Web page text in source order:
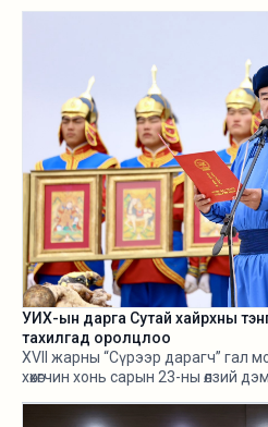
УИХ-ын дарга Сутай хайрхны
тахилгад оролцлоо
XVII жарны “Сүрээр дарагч” гал
хөхөгчин хонь сарын 23-ны өлзий